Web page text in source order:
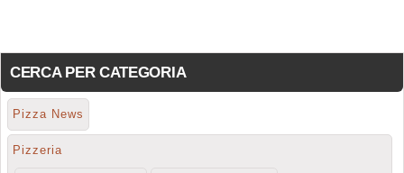
CERCA PER CATEGORIA
Pizza News
Pizzeria